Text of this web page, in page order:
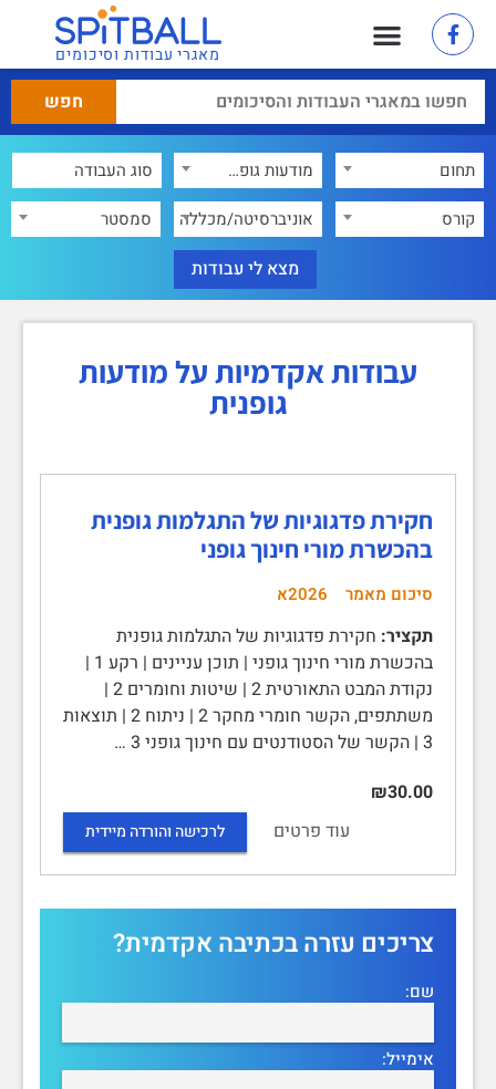
מאגרי עבודות וסיכומים
תחום
מודעות גופנית
קורס
אוניברסיטה/מכללה סמסטר
עבודות אקדמיות על מודעות
גופנית
חקירת פדגוגיות של התגלמות גופנית
בהכשרת מורי חינוך גופני
סיכום מאמר 2026א
תקציר: חקירת פדגוגיות של התגלמות גופנית
בהכשרת מורי חינוך גופני | תוכן עניינים | רקע 1 |
נקודת המבט התאורטית 2 | שיטות וחומרים 2 |
משתתפים, הקשר חומרי מחקר 2 | ניתוח 2 | תוצאות
3 | הקשר של הסטודנטים עם חינוך גופני 3 …
₪30.00
עוד פרטים
לרכישה והורדה מיידית
צריכים עזרה בכתיבה אקדמית?
שם:
אימייל: